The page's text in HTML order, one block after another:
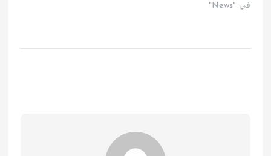
في "News"